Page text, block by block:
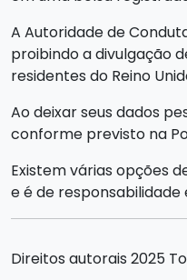
A Autoridade de
proibindo a divulgação
residentes do Reino
Ao deixar seus dados
conforme previsto na
Existem várias opções
e é de
Direitos autorais 2025